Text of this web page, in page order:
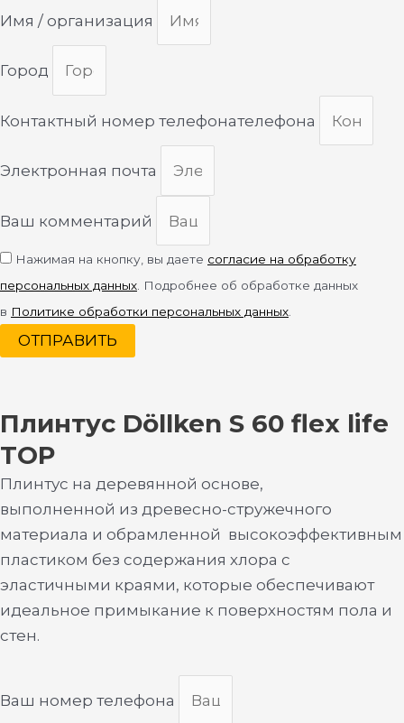
Имя / организация
Город
Контактный номер телефонателефона
Электронная почта
Ваш комментарий
Нажимая на кнопку, вы даете согласие на обработку
персональных данных. Подробнее об обработке данных
в Политике обработки персональных данных.
ОТПРАВИТЬ
Плинтус Döllken S 60 flex life
TOP
Плинтус на деревянной основе,
выполненной из древесно-стружечного
материала и обрамленной высокоэффективным
пластиком без содержания хлора с
эластичными краями, которые обеспечивают
идеальное примыкание к поверхностям пола и
стен.
Ваш номер телефона